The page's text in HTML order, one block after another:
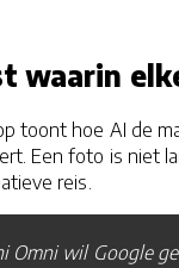
waarin
toont hoe AI de
Een foto is niet
reis.
Omni wil Google